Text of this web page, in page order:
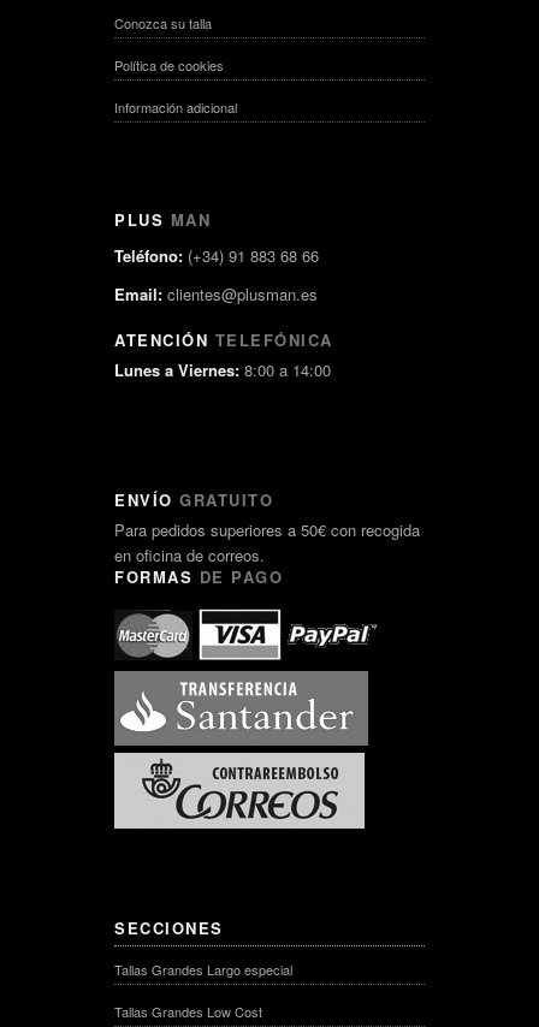
Conozca su talla
Política de cookies
Información adicional
PLUS MAN
Teléfono: (+34) 91 883 68 66
Email: clientes@plusman.es
ATENCIÓN TELEFÓNICA
Lunes a Viernes: 8:00 a 14:00
ENVÍO GRATUITO
Para pedidos superiores a 50€ con recogida
en oficina de correos.
FORMAS DE PAGO
SECCIONES
Tallas Grandes Largo especial
Tallas Grandes Low Cost